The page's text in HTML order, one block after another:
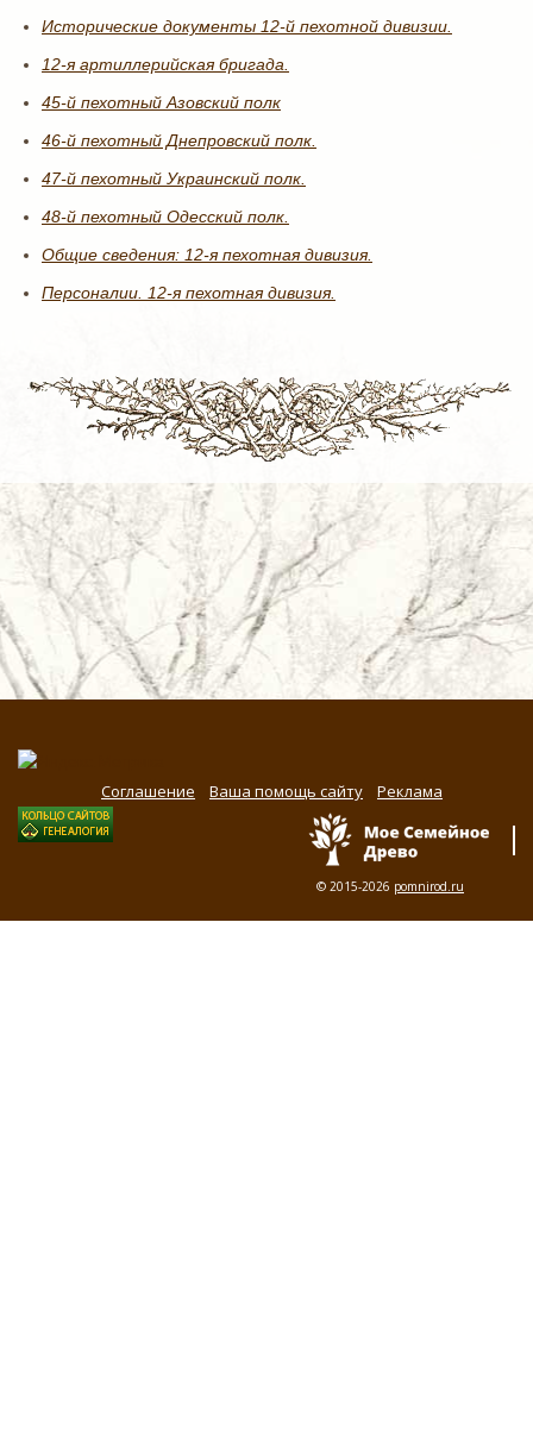
Исторические документы 12-й пехотной дивизии.
12-я артиллерийская бригада.
45-й пехотный Азовский полк
46-й пехотный Днепровский полк.
47-й пехотный Украинский полк.
48-й пехотный Одесский полк.
Общие сведения: 12-я пехотная дивизия.
Персоналии. 12-я пехотная дивизия.
Соглашение Ваша помощь сайту Реклама
© 2015-2026 pomnirod.ru